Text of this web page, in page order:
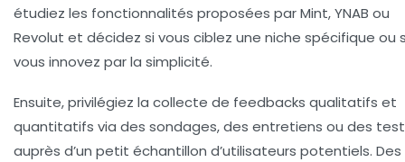
étudiez les fonctionnalités proposées par Mint, YNAB ou
Revolut et décidez si vous ciblez une niche spécifique ou
vous innovez par la simplicité.
Ensuite, privilégiez la collecte de feedbacks qualitatifs et
quantitatifs via des sondages, des entretiens ou des
auprès d’un petit échantillon d’utilisateurs potentiels. Des